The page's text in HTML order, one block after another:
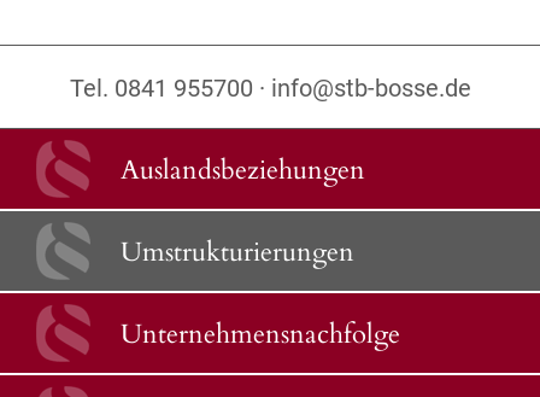
Tel. 0841 955700 · info@stb-bosse.de
Auslandsbeziehungen
Umstrukturierungen
Unternehmensnachfolge